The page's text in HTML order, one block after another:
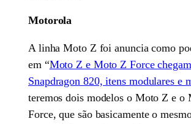
Motorola
A linha Moto Z foi anuncia como
em “Moto Z e Moto Z Force
Snapdragon 820, itens modulares e
teremos dois modelos o Moto Z e o
Force, que são basicamente o